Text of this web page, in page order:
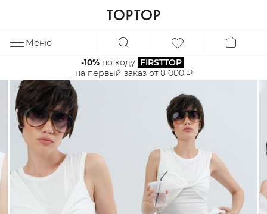
Меню
-10% по коду FIRSTTOP
на первый заказ от 8 000 ₽